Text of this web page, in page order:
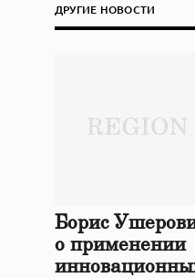
ДРУГИЕ НОВОСТИ
Борис
о применении